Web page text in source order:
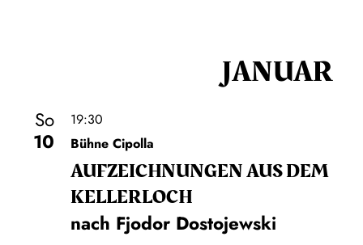
JANUAR
So
10
19:30
Bühne Cipolla
AUF­ZEICH­NUNGEN AUS DEM
KELLER­LOCH
nach Fjodor Dostojewski